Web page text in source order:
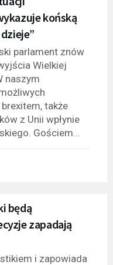
końską
parlament znów
Wielkiej
naszym
także
z Unii wpłynie
Gościem...
będą
zapadają
i zapowiada